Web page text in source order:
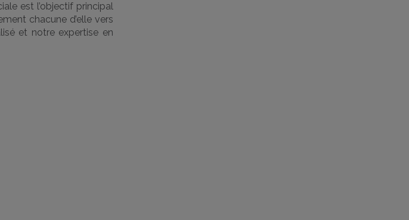
est l’objectif principal
chacune d’elle vers
et notre expertise en